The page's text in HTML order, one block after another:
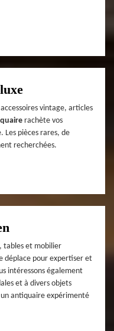
vintage, articles
rachète vos
Les pièces rares, de
recherchées.
tables et mobilier
déplace pour expertiser et
intéressons également
et à divers objets
un antiquaire expérimenté